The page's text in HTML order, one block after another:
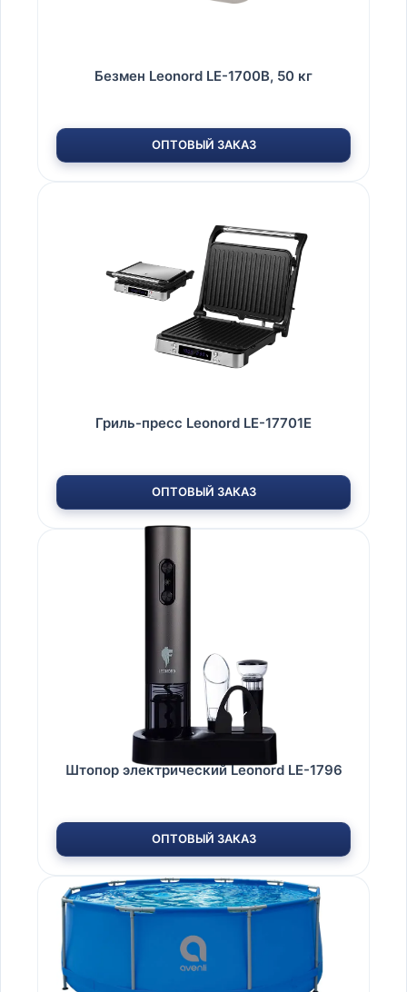
Безмен Leonord LE-1700B, 50 кг
ОПТОВЫЙ ЗАКАЗ
Гриль-пресс Leonord LE-17701E
ОПТОВЫЙ ЗАКАЗ
Штопор электрический Leonord LE-1796
ОПТОВЫЙ ЗАКАЗ